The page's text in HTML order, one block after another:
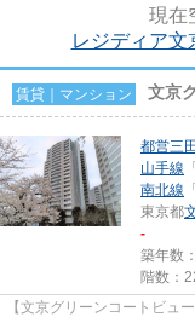
現在
レジディア文
賃貸｜マンション 文京
都営三
山手線
南北線 「
東京都
-
築年数
階数：
【文京グリーンコートビュータワー本